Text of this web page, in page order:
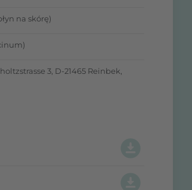
na skórę)
3, D-21465 Reinbek,